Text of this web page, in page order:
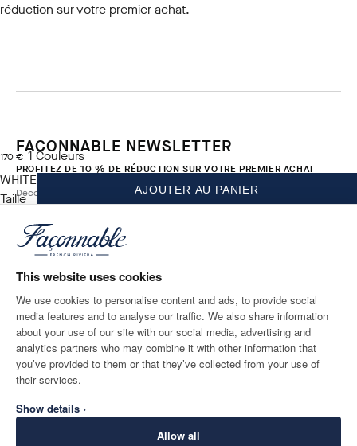
This website uses cookies
We use cookies to personalise content and ads, to provide social
media features and to analyse our traffic. We also share information
about your use of our site with our social media, advertising and
analytics partners who may combine it with other information that
you’ve provided to them or that they’ve collected from your use of
their services.
Show details ›
Allow all
réduction sur votre premier achat.
170 €
current price 170 €
1Couleurs
WHITE
Taille
AJOUTER AU PANIER
FACONNABLE NEWSLETTER
PROFITEZ DE 10 % DE RÉDUCTION SUR VOTRE PREMIER ACHAT
Découvrez nos offres exclusives, nos promotions et nos évènements.
E-mail*
ADRESSE POSTALE
France
LANGUE
Français
CONTACTEZ-NOUS